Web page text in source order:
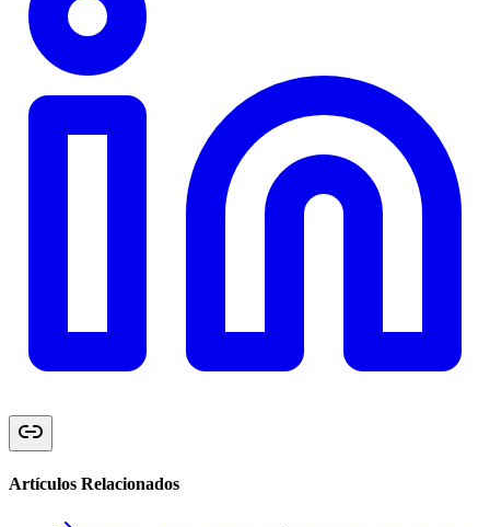
Artículos Relacionados